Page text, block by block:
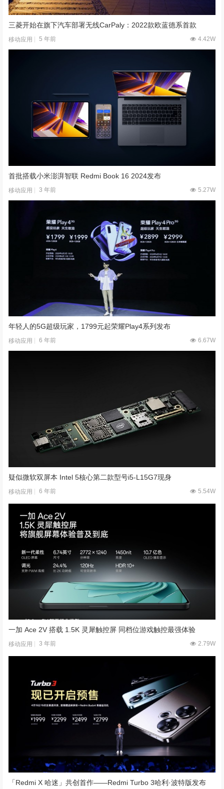
三菱开始在旗下汽车部署无线CarPaly：2022款欧蓝德系首款
移动应用 5 年前 4.42W
首批搭载小米澎湃智联 Redmi Book 16 2024发布
移动应用 3 年前 5.27W
年轻人的5G超级玩家，1799元起荣耀Play4系列发布
移动应用 6 年前 6.67W
疑似微软双屏本 Intel 5核心第二款型号i5-L15G7现身
移动应用 6 年前 5.54W
一加 Ace 2V 搭载 1.5K 灵犀触控屏 同档位游戏触控最强体验
移动应用 3 年前 2.79W
「Redmi X 哈迷」共创首作——Redmi Turbo 3哈利·波特版发布